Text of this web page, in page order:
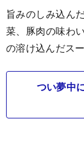
旨みのしみ込ん
菜、豚肉の味わ
の溶け込んだス
つい夢中